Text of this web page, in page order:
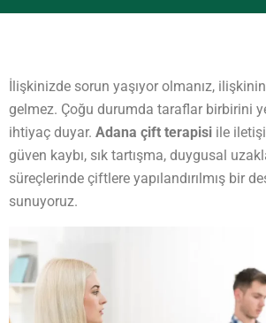
İlişkinizde sorun yaşıyor olmanız,
gelmez. Çoğu durumda taraflar birbirini
ihtiyaç duyar. Adana çift terapisi ile
güven kaybı, sık tartışma, duygusal
süreçlerinde çiftlere yapılandırılmış bir
sunuyoruz.